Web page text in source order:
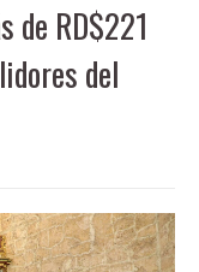
de RD$221
del